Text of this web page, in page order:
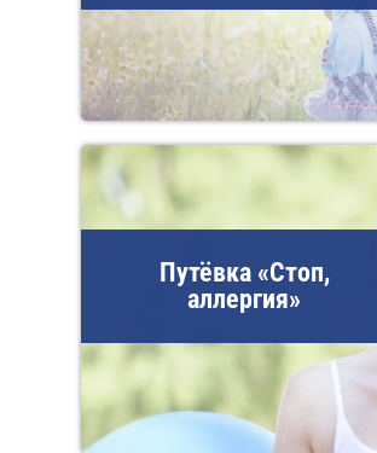
Путёвка «Стоп,
аллергия»